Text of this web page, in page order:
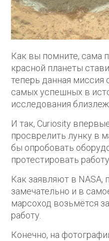
Как вы помните, сама
красной планеты
теперь данная миссия
самых успешных в
исследования
И так, Curiosity
просврелить лунку в
бы опробовать
протестировать
Как заявляют в NASA,
замечательно и в
марсоход возьмётся
работу.
Конечно, на